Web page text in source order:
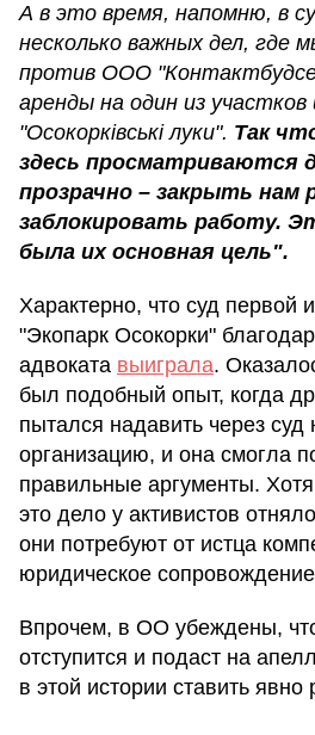
А в это время, напомню, в
несколько важных дел, где
против ООО
аренды на один из участков
"Осокорківські луки". Так
здесь просматриваются
прозрачно – закрыть нам
заблокировать работу.
была их основная цель".
Характерно, что суд первой
"Экопарк Осокорки"
адвоката выиграла.
был подобный опыт, когда
пытался надавить через
организацию, и она смогла
правильные аргументы.
это дело у активистов
они потребуют от истца
юридическое
Впрочем, в ОО убеждены,
отступится и подаст на
в этой истории ставить явно